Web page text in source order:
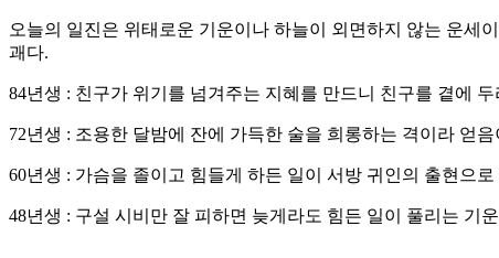
오늘의 일진은 위태로운 기운이나 하늘이 외면하지 않는 운세
괘다.
84년생 : 친구가 위기를 넘겨주는 지혜를 만드니 친구를 곁에 두
72년생 : 조용한 달밤에 잔에 가득한 술을 희롱하는 격이라 얻음
60년생 : 가슴을 졸이고 힘들게 하든 일이 서방 귀인의 출현으
48년생 : 구설 시비만 잘 피하면 늦게라도 힘든 일이 풀리는 기